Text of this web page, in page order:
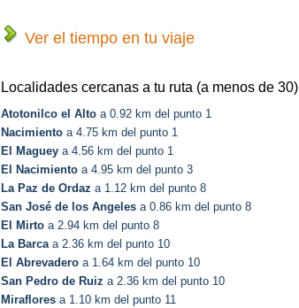
Ver el tiempo en tu viaje
Localidades cercanas a tu ruta (a menos de 30)
Atotonilco el Alto a 0.92 km del punto 1
Nacimiento a 4.75 km del punto 1
El Maguey a 4.56 km del punto 1
El Nacimiento a 4.95 km del punto 3
La Paz de Ordaz a 1.12 km del punto 8
San José de los Angeles a 0.86 km del punto 8
El Mirto a 2.94 km del punto 8
La Barcaa 2.36 km del punto 10
El Abrevadero a 1.64 km del punto 10
San Pedro de Ruiz a 2.36 km del punto 10
Miraflores a 1.10 km del punto 11